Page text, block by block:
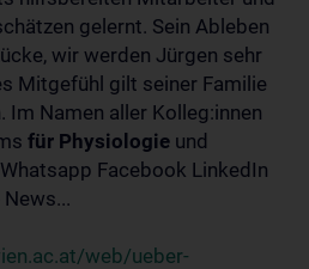
gelernt. Sein Ableben
wir werden Jürgen sehr
Mitgefühl gilt seiner Familie
Im Namen aller Kolleg:innen
für Physiologie und
Facebook LinkedIn
web/ueber-